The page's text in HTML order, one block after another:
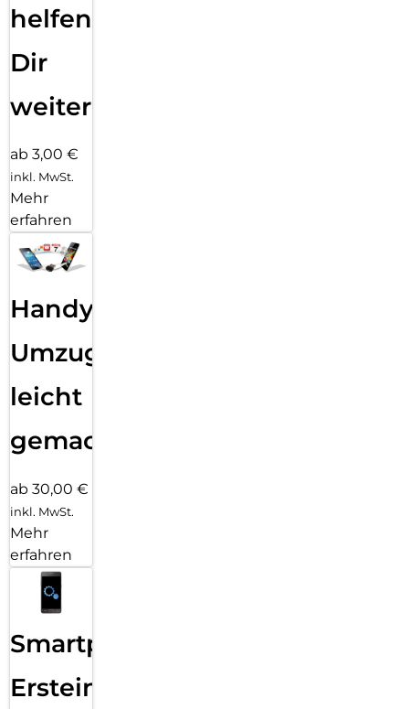
helfen
Dir
weiter
ab 3,00 €
inkl. MwSt.
Mehr
erfahren
Handy
Umzug
leicht
gemacht!
ab 30,00 €
inkl. MwSt.
Mehr
erfahren
Smartphone
Ersteinrichtung